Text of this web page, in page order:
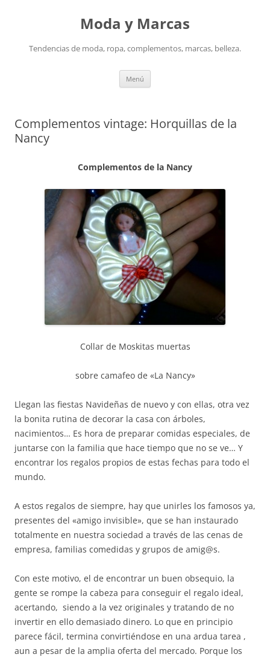
Moda y Marcas
Tendencias de moda, ropa, complementos, marcas, belleza.
Menú
Complementos vintage: Horquillas de la
Nancy
Complementos de la Nancy
Collar de Moskitas muertas
sobre camafeo de «La Nancy»
Llegan las fiestas Navideñas de nuevo y con ellas, otra vez
la bonita rutina de decorar la casa con árboles,
nacimientos… Es hora de preparar comidas especiales, de
juntarse con la familia que hace tiempo que no se ve… Y
encontrar los regalos propios de estas fechas para todo el
mundo.
A estos regalos de siempre, hay que unirles los famosos ya,
presentes del «amigo invisible», que se han instaurado
totalmente en nuestra sociedad a través de las cenas de
empresa, familias comedidas y grupos de amig@s.
Con este motivo, el de encontrar un buen obsequio, la
gente se rompe la cabeza para conseguir el regalo ideal,
acertando, siendo a la vez originales y tratando de no
invertir en ello demasiado dinero. Lo que en principio
parece fácil, termina convirtiéndose en una ardua tarea ,
aun a pesar de la amplia oferta del mercado. Porque los